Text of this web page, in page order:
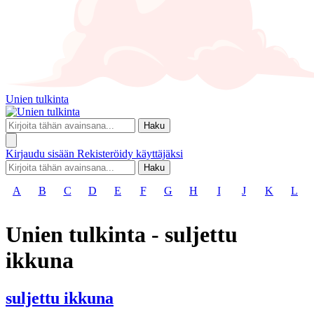
Unien tulkinta
Haku
Kirjaudu sisään Rekisteröidy käyttäjäksi
Haku
A B C D E F G H I J K L
Unien tulkinta - suljettu
ikkuna
suljettu ikkuna